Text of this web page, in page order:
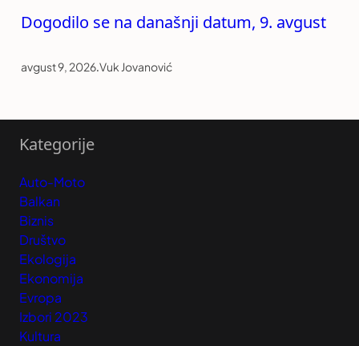
Dogodilo se na današnji datum, 9. avgust
avgust 9, 2026.Vuk Jovanović
Kategorije
Auto-Moto
Balkan
Biznis
Društvo
Ekologija
Ekonomija
Evropa
Izbori 2023
Kultura